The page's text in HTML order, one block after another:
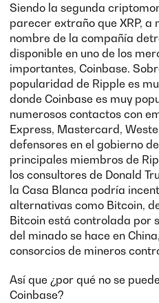
Siendo la segunda
parecer extraño que XRP, a
nombre de la compañía
disponible en uno de los
importantes, Coinbase.
popularidad de Ripple es
donde Coinbase es muy
numerosos contactos con
Express, Mastercard,
defensores en el gobierno
principales miembros de
los consultores de Donald
la Casa Blanca podría
alternativas como Bitcoin,
Bitcoin está controlada por
del minado se hace en
consorcios de mineros
Así que ¿por qué no se
Coinbase?